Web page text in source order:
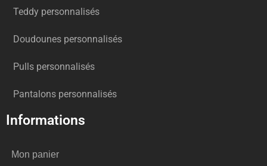
Teddy personnalisés
Doudounes personnalisés
Pulls personnalisés
Pantalons personnalisés
Informations
Mon panier